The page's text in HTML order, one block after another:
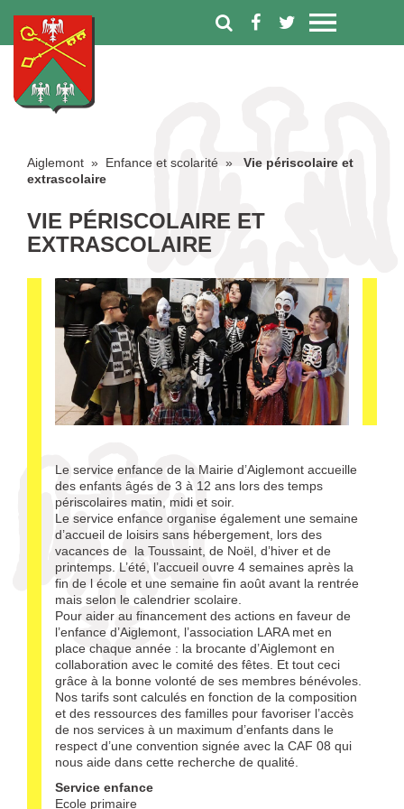
Aiglemont » Enfance et scolarité » Vie périscolaire et
extrascolaire
VIE PÉRISCOLAIRE ET
EXTRASCOLAIRE
Le service enfance de la Mairie d’Aiglemont accueille
des enfants âgés de 3 à 12 ans lors des temps
périscolaires matin, midi et soir.
Le service enfance organise également une semaine
d’accueil de loisirs sans hébergement, lors des
vacances de la Toussaint, de Noël, d’hiver et de
printemps. L’été, l’accueil ouvre 4 semaines après la
fin de l école et une semaine fin août avant la rentrée
mais selon le calendrier scolaire.
Pour aider au financement des actions en faveur de
l’enfance d’Aiglemont, l’association LARA met en
place chaque année : la brocante d’Aiglemont en
collaboration avec le comité des fêtes. Et tout ceci
grâce à la bonne volonté de ses membres bénévoles.
Nos tarifs sont calculés en fonction de la composition
et des ressources des familles pour favoriser l’accès
de nos services à un maximum d’enfants dans le
respect d’une convention signée avec la CAF 08 qui
nous aide dans cette recherche de qualité.
Service enfance
Ecole primaire